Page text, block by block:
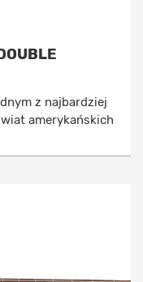
z najbardziej
amerykańskich